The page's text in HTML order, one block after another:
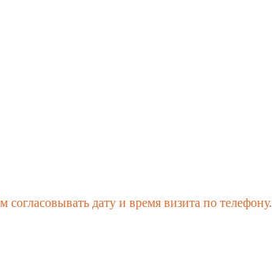
дату и время визита по телефону.